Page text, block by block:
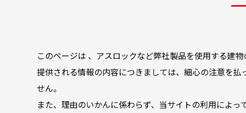
このページは 、アスロックなど弊社製品を使用する建
提供される情報の内容につきましては、細心の注意を
せん。
また、理由のいかんに係わらず、当サイトの利用によ